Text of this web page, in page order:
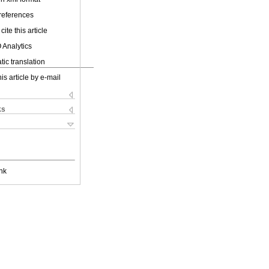
this article
Analytics
translation
article by e-mail